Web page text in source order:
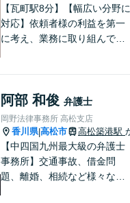
【瓦町駅8分】【幅広い分野に
対応】依頼者様の利益を第一
に考え、業務に取り組んでお
事件・交通事故・不動産問題
など幅広く対応。即日対応も
可能。まずはお気軽にご相談
ください。
阿部 和俊 弁護士
岡野法律事務所 高松支店
香川県|高松市 高松築港駅
【中四国九州最大級の弁護士
事務所】交通事故、借金問
題、離婚、相続など様々な問